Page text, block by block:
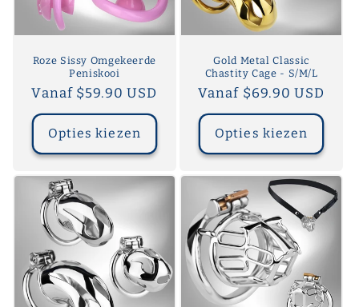
Roze Sissy Omgekeerde
Peniskooi
Normale
prijs
Vanaf $59.90 USD
Opties kiezen
Gold Metal Classic
Chastity Cage - S/M/L
Normale
prijs
Vanaf $69.90 USD
Opties kiezen